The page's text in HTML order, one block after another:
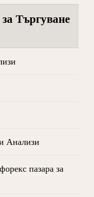
Търгуване
Анализи
пазара за